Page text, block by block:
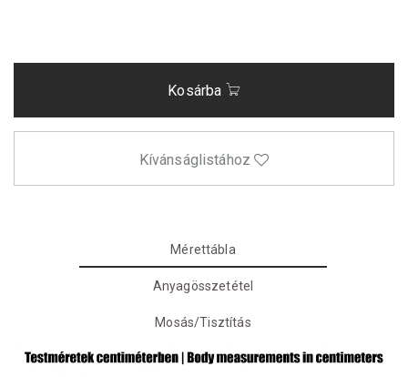
Kosárba
Kívánságlistához
Mérettábla
Anyagösszetétel
Mosás/Tisztítás